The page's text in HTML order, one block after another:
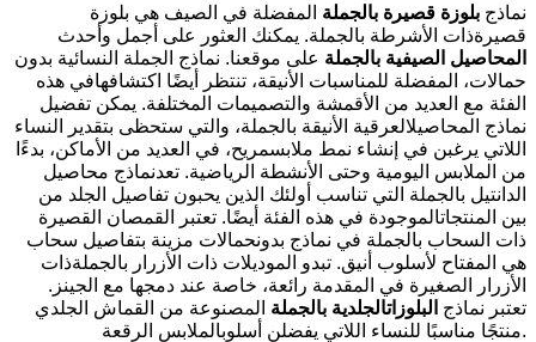
نماذج بلوزة قصيرة بالجملة المفضلة في الصيف هي بلوزة
قصيرةذات الأشرطة بالجملة. يمكنك العثور على أجمل وأحدث
المحاصيل الصيفية بالجملة على موقعنا. نماذج الجملة النسائية بدون
حمالات، المفضلة للمناسبات الأنيقة، تنتظر أيضًا اكتشافهافي هذه
الفئة مع العديد من الأقمشة والتصميمات المختلفة. يمكن تفضيل
نماذج المحاصيلالعرقية الأنيقة بالجملة، والتي ستحظى بتقدير النساء
اللاتي يرغبن في إنشاء نمط ملابسمريح، في العديد من الأماكن، بدءًا
من الملابس اليومية وحتى الأنشطة الرياضية. تعدنماذج محاصيل
الدانتيل بالجملة التي تناسب أولئك الذين يحبون تفاصيل الجلد من
بين المنتجاتالموجودة في هذه الفئة أيضًا. تعتبر القمصان القصيرة
ذات السحاب بالجملة في نماذج بدونحمالات مزينة بتفاصيل سحاب
هي المفتاح لأسلوب أنيق. تبدو الموديلات ذات الأزرار بالجملةذات
الأزرار الصغيرة في المقدمة رائعة، خاصة عند دمجها مع الجينز.
تعتبر نماذج البلوزاتالجلدية بالجملة المصنوعة من القماش الجلدي
منتجًا مناسبًا للنساء اللاتي يفضلن أسلوبالملابس الرقعة.